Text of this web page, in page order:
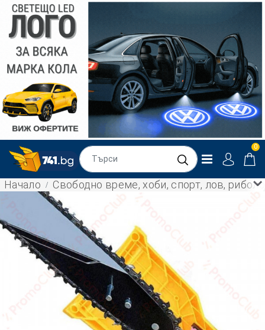
0
Начало Свободно време, хоби, спорт, лов,